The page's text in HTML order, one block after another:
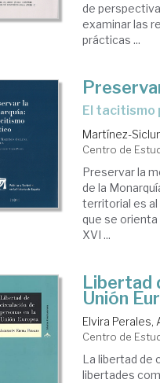
de
examinar las
prácticas ...
el
Martínez-
Centro de
Preservar la
de la
territorial es al
que se
XVI ...
Libertad
Unión
Elvira Perales,
Centro de
La libertad de
libertades